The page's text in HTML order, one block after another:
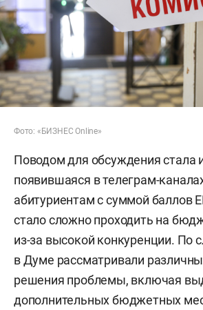
Фото: «БИЗНЕС Online»
Поводом для обсуждения стала
появившаяся в телеграм-
абитуриентам с суммой баллов
стало сложно проходить на
из-за высокой конкуренции. По
в Думе рассматривали
решения проблемы, включая
дополнительных бюджетных